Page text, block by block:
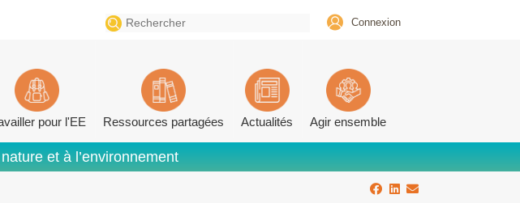
Search
for:
Connexion
pour l'EE Ressources partagées Actualités Agir ensemble
et à l’environnement